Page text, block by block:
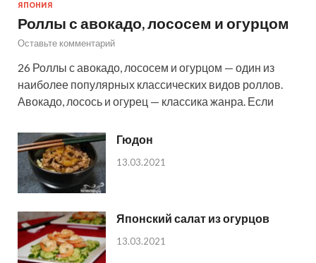
ЯПОНИЯ
Роллы с авокадо, лососем и огурцом
Оставьте комментарий
26 Роллы с авокадо, лососем и огурцом — один из
наиболее популярных классических видов роллов.
Авокадо, лосось и огурец — классика жанра. Если
Гюдон
13.03.2021
Японский салат из огурцов
13.03.2021